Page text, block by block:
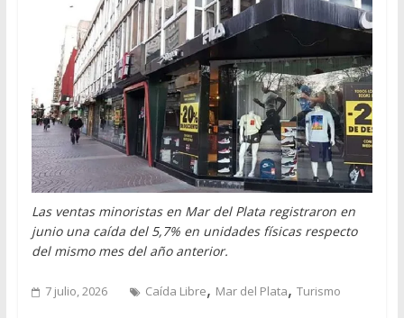
Las ventas minoristas en Mar del Plata registraron en
junio una caída del 5,7% en unidades físicas respecto
del mismo mes del año anterior.
7 julio, 2026 Caída Libre, Mar del Plata, Turismo